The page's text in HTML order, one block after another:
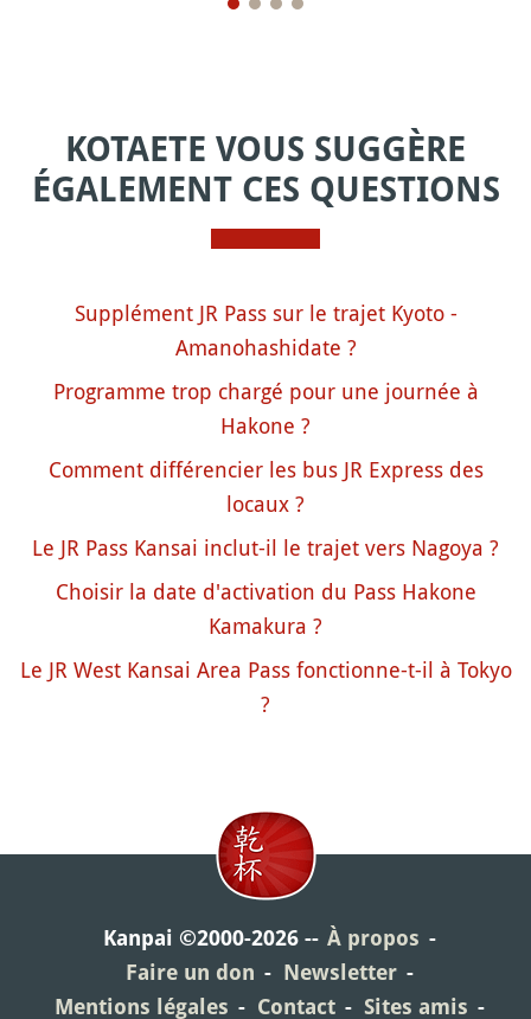
KOTAETE VOUS SUGGÈRE
ÉGALEMENT CES QUESTIONS
Supplément JR Pass sur le trajet Kyoto -
Amanohashidate ?
Programme trop chargé pour une journée à
Hakone ?
Comment différencier les bus JR Express des
locaux ?
Le JR Pass Kansai inclut-il le trajet vers Nagoya ?
Choisir la date d'activation du Pass Hakone
Kamakura ?
Le JR West Kansai Area Pass fonctionne-t-il à Tokyo
?
Kanpai ©2000-2026
À propos
Faire un don
Newsletter
Mentions légales
Contact Sites amis